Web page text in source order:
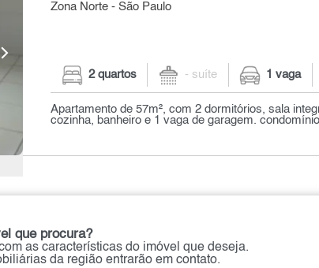
Zona Norte - São Paulo
2 quartos - suíte 1 vaga
Apartamento de 57m², com 2 dormitórios, sala
cozinha, banheiro e 1 vaga de garagem.
que procura?
as características do imóvel que deseja.
da região entrarão em contato.